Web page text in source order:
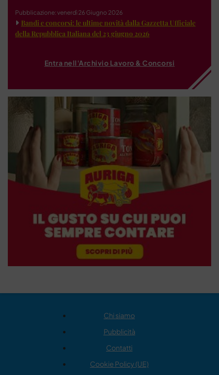
Pubblicazione: venerdì 26 Giugno 2026
Bandi e concorsi: le ultime novità dalla Gazzetta Ufficiale
della Repubblica Italiana del 23 giugno 2026
Entra nell'Archivio Lavoro & Concorsi
Chi siamo
Pubblicità
Contatti
Cookie Policy (UE)